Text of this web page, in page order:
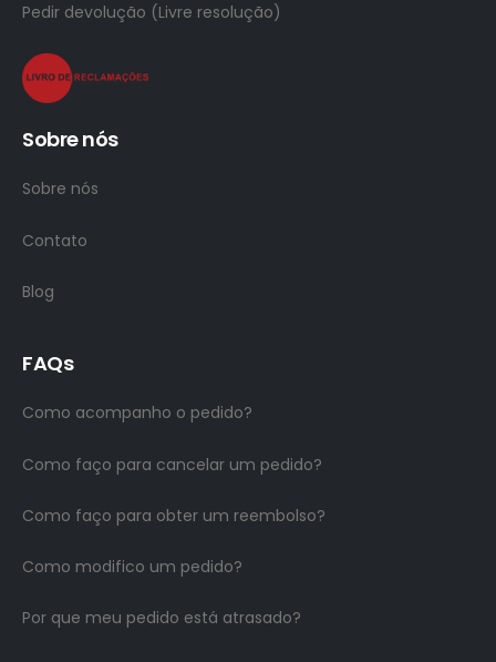
Pedir devolução (Livre resolução)
Sobre nós
Sobre nós
Contato
Blog
FAQs
Como acompanho o pedido?
Como faço para cancelar um pedido?
Como faço para obter um reembolso?
Como modifico um pedido?
Por que meu pedido está atrasado?